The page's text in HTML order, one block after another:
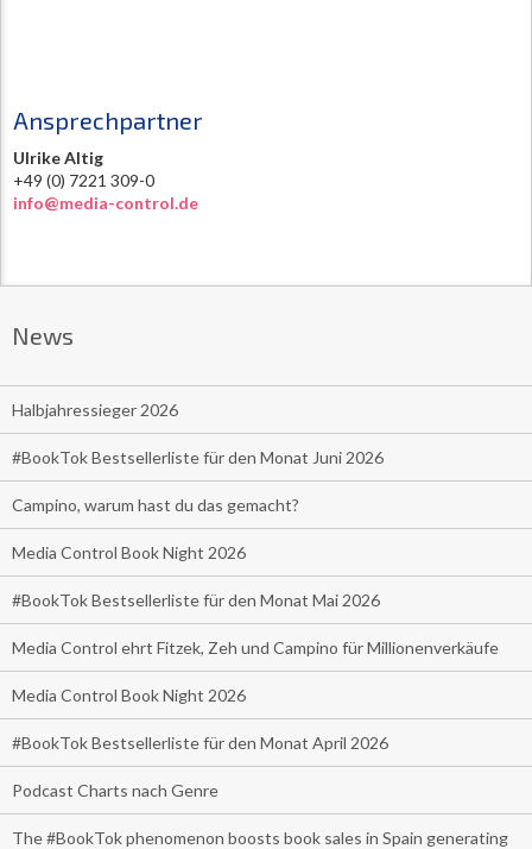
Ansprechpartner
Ulrike Altig
+49 (0) 7221 309-0
info@media-control.de
News
Halbjahressieger 2026
#BookTok Bestsellerliste für den Monat Juni 2026
Campino, warum hast du das gemacht?
Media Control Book Night 2026
#BookTok Bestsellerliste für den Monat Mai 2026
Media Control ehrt Fitzek, Zeh und Campino für Millionenverkäufe
Media Control Book Night 2026
#BookTok Bestsellerliste für den Monat April 2026
Podcast Charts nach Genre
The #BookTok phenomenon boosts book sales in Spain generating